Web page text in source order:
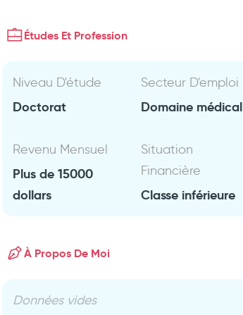
Études Et Profession
Niveau D'étude
Doctorat
Secteur D'emploi
Domaine médical
Revenu Mensuel
Plus de 15000
dollars
Situation
Financière
Classe inférieure
À Propos De Moi
Données vides